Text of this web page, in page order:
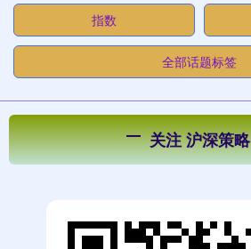
指数
全部话题标签
关注 沪深策略